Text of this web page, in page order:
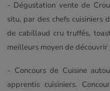
- Dégustation vente de
situ, par des chefs cuisiniers
de cabillaud cru truffés,
meilleurs moyen de découvrir
- Concours de Cuisine
apprentis cuisiniers.